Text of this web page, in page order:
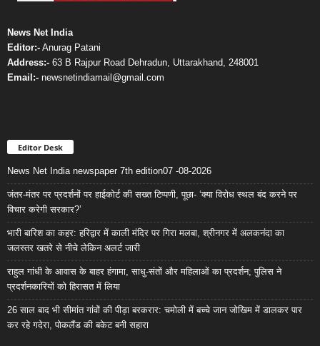
News Net India
Editor:- Anurag Patani
Address:- 63 B Rajpur Road Dehradun, Uttarakhand, 248001
Email:- newsnetindiamail@gmail.com
Editor Desk
News Net India newspaper 7th edition07 -08-2026
जंतर-मंतर पर प्रदर्शनों पर हाईकोर्ट की सख्त टिप्पणी, पूछा- ‘क्या विरोध स्थल बंद करने पर
विचार करेगी सरकार?’
भारी बारिश का कहर: हरिद्वार में काली मंदिर पर गिरा मलबा, श्रीनगर में अलकनंदा का
जलस्तर खतरे से नीचे लेकिन अलर्ट जारी
राहुल गांधी के आवास के बाहर हंगामा, साधु-संतों और महिलाओं का प्रदर्शन; पुलिस ने
प्रदर्शनकारियों को हिरासत में लिया
26 साल बाद भी सीमांत गांवों की पीड़ा बरकरार: चमोली में बच्चे जान जोखिम में डालकर पार
कर रहे गदेरा, पोकलैंड की बकेट बनी सहारा